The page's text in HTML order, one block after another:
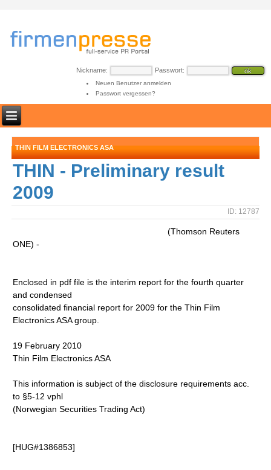
Nickname: Passwort:
Neuen Benutzer anmelden
Passwort vergessen?
THIN FILM ELECTRONICS ASA
THIN - Preliminary result
2009
ID: 12787
(Thomson Reuters
ONE) -
Enclosed in pdf file is the interim report for the fourth quarter
and condensed
consolidated financial report for 2009 for the Thin Film
Electronics ASA group.
19 February 2010
Thin Film Electronics ASA
This information is subject of the disclosure requirements acc.
to §5-12 vphl
(Norwegian Securities Trading Act)
[HUG#1386853]